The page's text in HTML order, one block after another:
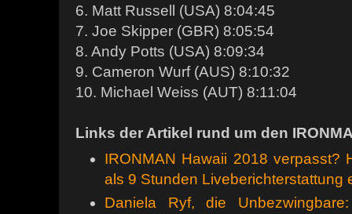
6. Matt Russell (USA) 8:04:45
7. Joe Skipper (GBR) 8:05:54
8. Andy Potts (USA) 8:09:34
9. Cameron Wurf (AUS) 8:10:32
10. Michael Weiss (AUT) 8:11:04
Links der Artikel rund um den
IRONMAN Hawaii 2018 verpasst?
als 9 Stunden Liveberichterstattung
Daniela Ryf, die